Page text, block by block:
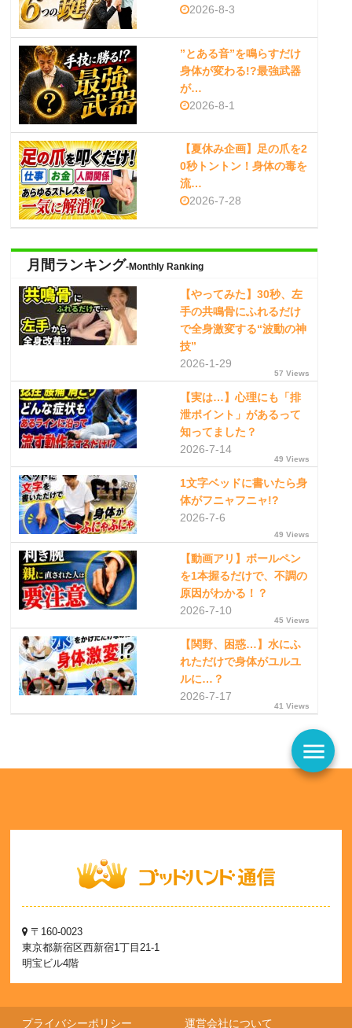
2026-8-3
”とある音”を鳴らすだけ
身体が変わる!?最強武器
が…
2026-8-1
【夏休み企画】足の爪を2
0秒トントン！身体の毒を
流…
2026-7-28
月間ランキング-Monthly Ranking
【やってみた】30秒、左
手の共鳴骨にふれるだけ
で全身激変する“波動の神
技”
2026-1-29
57 Views
【実は…】心理にも「排
泄ポイント」があるって
知ってました？
2026-7-14
49 Views
1文字ベッドに書いたら身
体がフニャフニャ!?
2026-7-6
49 Views
【動画アリ】ボールペン
を1本握るだけで、不調の
原因がわかる！？
2026-7-10
45 Views
【関野、困惑…】水にふ
れただけで身体がユルユ
ルに…？
2026-7-17
41 Views
menu
〒160-0023
東京都新宿区西新宿1丁目21-1
明宝ビル4階
プライバシーポリシー 運営会社について